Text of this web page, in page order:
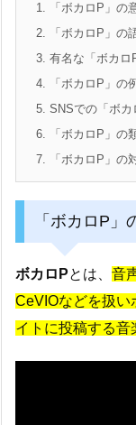
1. 「ボカロP」の
2. 「ボカロP」の
3. 有名な「ボカロ
4. 「ボカロP」の
5. SNSでの「ボ
6. 「ボカロP」の
7. 「ボカロP」の
「ボカロP」
ボカロPとは、 音
CeVIOなどを扱い
イトに投稿する音